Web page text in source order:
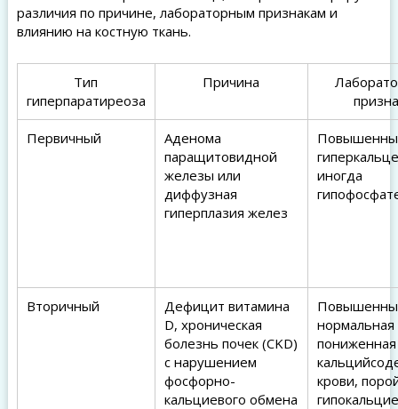
различия по причине, лабораторным признакам и
влиянию на костную ткань.
Тип
гиперпаратиреоза
Причина
Первичный
Аденома
паращитовидной
железы или
диффузная
гиперплазия желез
иногда
Вторичный
Дефицит витамина
D, хроническая
болезнь почек (CKD)
с нарушением
фосфорно-
кальциевого обмена
нормальная
пониженная
крови,